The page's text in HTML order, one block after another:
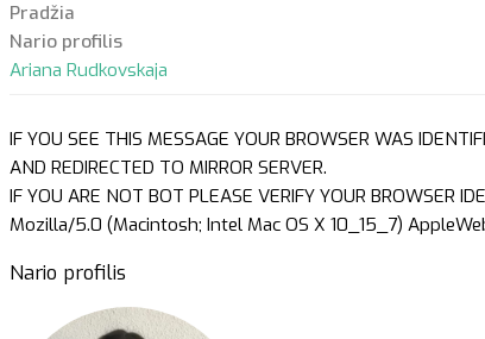
Pradžia
Nario profilis
Ariana Rudkovskaja
IF YOU SEE THIS MESSAGE YOUR BROWSER WAS
AND REDIRECTED TO MIRROR SERVER.
IF YOU ARE NOT BOT PLEASE VERIFY YOUR BROWSER
Mozilla/5.0 (Macintosh; Intel Mac OS X 10_15_7)
Nario profilis